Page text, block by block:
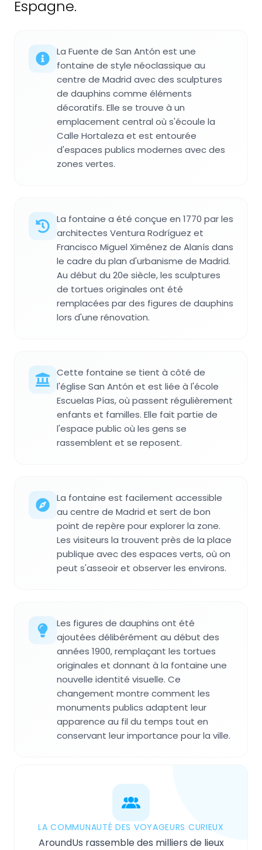
Espagne.
La Fuente de San Antón est une
fontaine de style néoclassique au
centre de Madrid avec des sculptures
de dauphins comme éléments
décoratifs. Elle se trouve à un
emplacement central où s'écoule la
Calle Hortaleza et est entourée
d'espaces publics modernes avec des
zones vertes.
La fontaine a été conçue en 1770 par les
architectes Ventura Rodríguez et
Francisco Miguel Ximénez de Alanís dans
le cadre du plan d'urbanisme de Madrid.
Au début du 20e siècle, les sculptures
de tortues originales ont été
remplacées par des figures de dauphins
lors d'une rénovation.
Cette fontaine se tient à côté de
l'église San Antón et est liée à l'école
Escuelas Pías, où passent régulièrement
enfants et familles. Elle fait partie de
l'espace public où les gens se
rassemblent et se reposent.
La fontaine est facilement accessible
au centre de Madrid et sert de bon
point de repère pour explorer la zone.
Les visiteurs la trouvent près de la place
publique avec des espaces verts, où on
peut s'asseoir et observer les environs.
Les figures de dauphins ont été
ajoutées délibérément au début des
années 1900, remplaçant les tortues
originales et donnant à la fontaine une
nouvelle identité visuelle. Ce
changement montre comment les
monuments publics adaptent leur
apparence au fil du temps tout en
conservant leur importance pour la ville.
LA COMMUNAUTÉ DES VOYAGEURS CURIEUX
AroundUs rassemble des milliers de lieux